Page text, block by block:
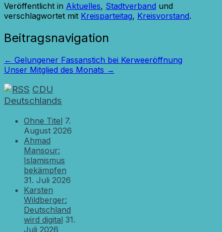
Veröffentlicht in Aktuelles, Stadtverband und
verschlagwortet mit Kreisparteitag, Kreisvorstand.
Beitragsnavigation
← Gelungener Fassanstich bei Kerweeröffnung
Unser Mitglied des Monats →
CDU
Deutschlands
Ohne Titel 7.
August 2026
Ahmad
Mansour:
Islamismus
bekämpfen
31. Juli 2026
Karsten
Wildberger:
Deutschland
wird digital 31.
Juli 2026